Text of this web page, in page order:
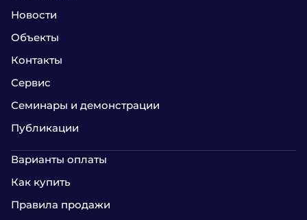
Новости
Объекты
Контакты
Сервис
Семинары и демонстрации
Публикации
Варианты оплаты
Как купить
Правила продажи